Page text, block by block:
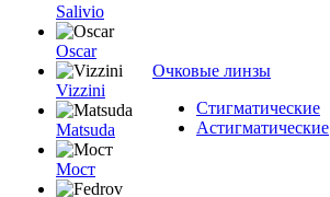
Salivio
Oscar
Vizzini
Matsuda
Мост
Очковые линзы
Стигматические
Астигматические